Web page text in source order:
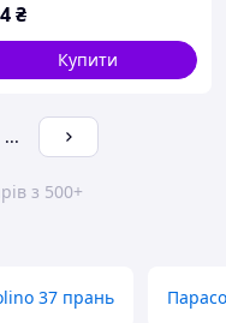
₴
Купити
...
з 500+
37 прань